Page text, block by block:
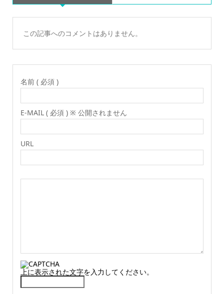
この記事へのコメントはありません。
名前 ( 必須 )
E-MAIL ( 必須 ) ※ 公開されません
URL
上に表示された文字を入力してください。